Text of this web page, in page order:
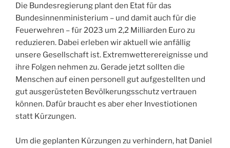
Die Bundesregierung plant den Etat für das
Bundesinnenministerium – und damit auch für die
Feuerwehren – für 2023 um 2,2 Milliarden Euro zu
reduzieren. Dabei erleben wir aktuell wie anfällig
unsere Gesellschaft ist. Extremwetterereignisse und
ihre Folgen nehmen zu. Gerade jetzt sollten die
Menschen auf einen personell gut aufgestellten und
gut ausgerüsteten Bevölkerungsschutz vertrauen
können. Dafür braucht es aber eher Investiotionen
statt Kürzungen.
Um die geplanten Kürzungen zu verhindern, hat Daniel